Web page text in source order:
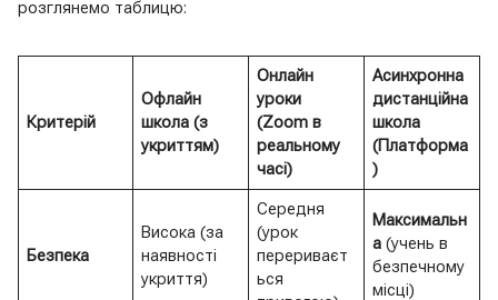
розглянемо таблицю:
Критерій
Офлайн
школа (з
укриттям)
Онлайн
уроки
(Zoom в
реальному
часі)
Асинхронна
дистанційна
школа
(Платформа
)
Безпека
Висока (за
наявності
укриття)
Середня
(урок
перериваєт
ься
Максимальн
а (учень в
безпечному
місці)